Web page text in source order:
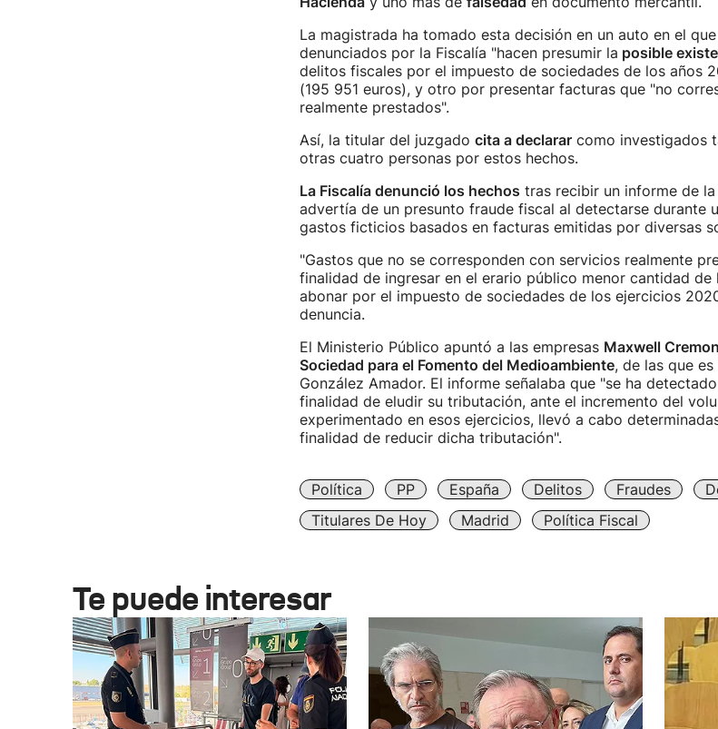
La magistrada ha tomado esta decisión en un auto en el
denunciados por la Fiscalía "hacen presumir la posible
delitos fiscales por el impuesto de sociedades de los años
(195 951 euros), y otro por presentar facturas que "no
realmente prestados".
Así, la titular del juzgado cita a declararcomo investigados
otras cuatro personas por estos hechos.
La Fiscalía denunció los hechos tras recibir un informe de
advertía de un presunto fraude fiscal al detectarse durante
gastos ficticios basados en facturas emitidas por diversas
"Gastos que no se corresponden con servicios realmente
finalidad de ingresar en el erario público menor cantidad de
abonar por el impuesto de sociedades de los ejercicios
denuncia.
El Ministerio Público apuntó a las empresas Maxwell
Sociedad para el Fomento del Medioambiente, de las que
González Amador. El informe señalaba que "se ha
finalidad de eludir su tributación, ante el incremento del
experimentado en esos ejercicios, llevó a cabo
finalidad de reducir dicha tributación".
Política PP España Delitos Fraudes
Titulares De Hoy
Madrid Política Fiscal
Te puede interesar